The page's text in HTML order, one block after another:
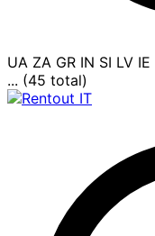
UA ZA GR IN SI LV IE
... (45 total)